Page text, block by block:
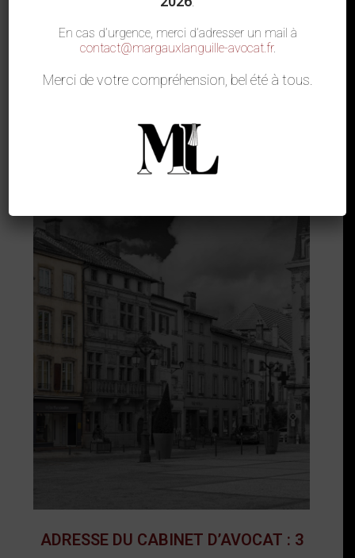
ADRESSE DU CABINET D’AVOCAT : 3
En cas d’urgence, merci d’adresser un mail à
contact@margauxlanguille-avocat.fr.
Merci de votre compréhension, bel été à tous.